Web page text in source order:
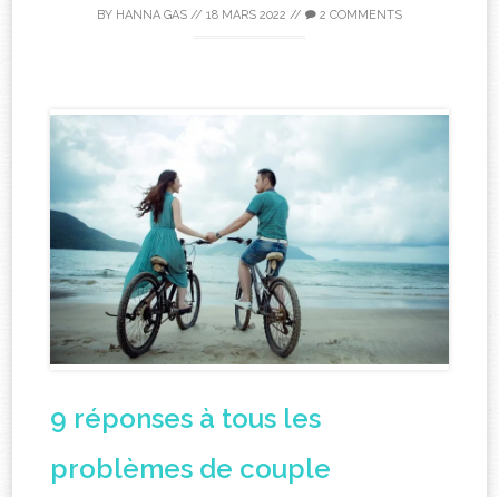
BY HANNA GAS // 18 MARS 2022 // 2 COMMENTS
9 réponses à tous les
problèmes de couple